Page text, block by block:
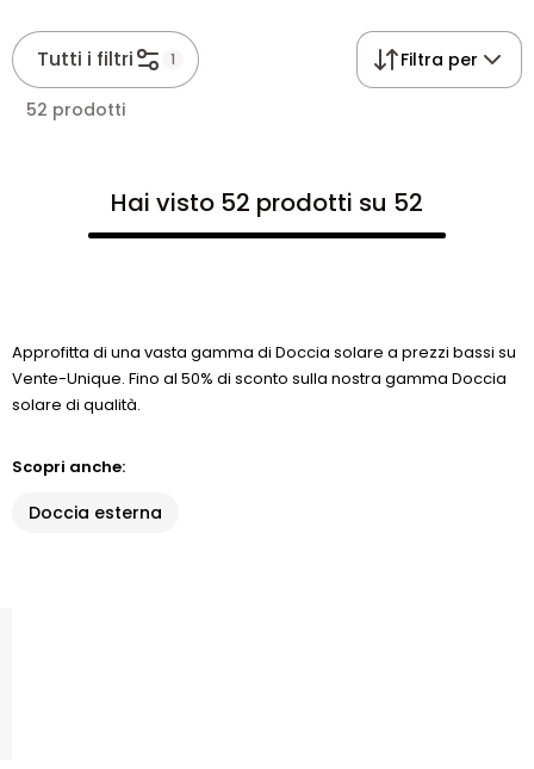
Tutti i filtri 1 Filtra per
52 prodotti
Hai visto 52 prodotti su 52
Approfitta di una vasta gamma di Doccia solare a prezzi bassi su
Vente-Unique. Fino al 50% di sconto sulla nostra gamma Doccia
solare di qualità.
Scopri anche:
Doccia esterna